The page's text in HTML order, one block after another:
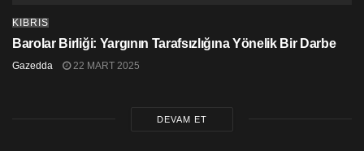
KIBRIS
Barolar Birliği: Yargının Tarafsızlığına Yönelik Bir Darbe
Gazedda 22 MART 2025
DEVAM ET